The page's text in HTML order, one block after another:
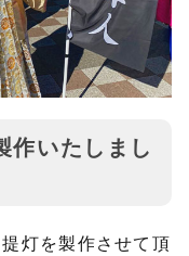
作いたしまし
灯を製作させて頂